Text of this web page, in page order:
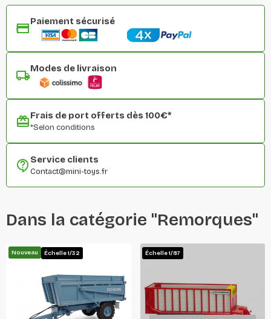
Paiement sécurisé
Modes de livraison
Frais de port offerts dès 100€*
*Selon conditions
Service clients
Contact@mini-toys.fr
Dans la catégorie "Remorques"
Nouveau Échelle 1/32 Échelle 1/87